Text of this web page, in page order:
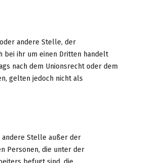
andere Stelle, der
bei ihr um einen Dritten handelt
nach dem Unionsrecht oder dem
gelten jedoch nicht als
andere Stelle außer der
Personen, die unter der